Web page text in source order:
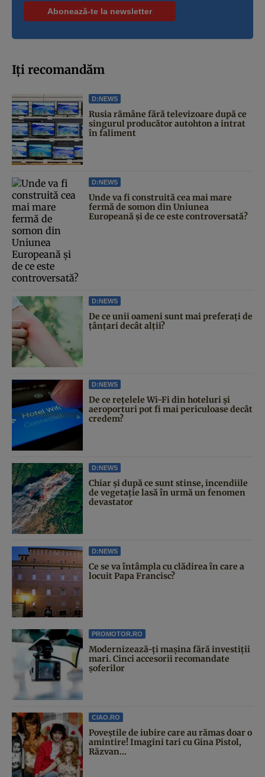
Iți recomandăm
D:NEWS
Rusia rămâne fără televizoare după ce
singurul producător autohton a intrat
în faliment
D:NEWS
Unde va fi construită cea mai mare
fermă de somon din Uniunea
Europeană și de ce este controversată?
D:NEWS
De ce unii oameni sunt mai preferați de
țânțari decât alții?
D:NEWS
De ce rețelele Wi-Fi din hoteluri și
aeroporturi pot fi mai periculoase decât
credem?
D:NEWS
Chiar și după ce sunt stinse, incendiile
de vegetație lasă în urmă un fenomen
devastator
D:NEWS
Ce se va întâmpla cu clădirea în care a
locuit Papa Francisc?
PROMOTOR.RO
Modernizează-ți mașina fără investiții
mari. Cinci accesorii recomandate
șoferilor
CIAO.RO
Poveştile de iubire care au rămas doar o
amintire! Imagini tari cu Gina Pistol,
Răzvan...